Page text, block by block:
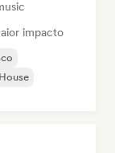
impacto